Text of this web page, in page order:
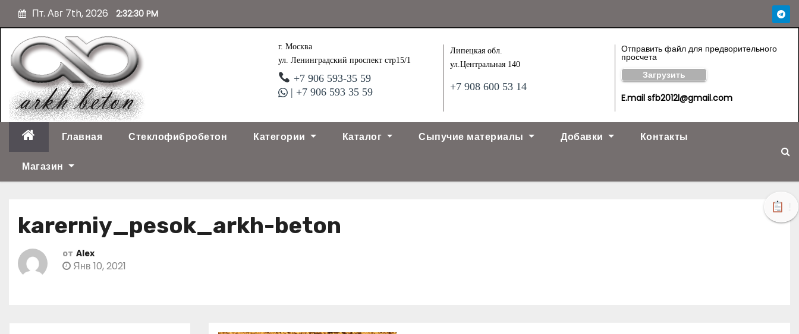
с
Пт. Авг 7th, 2026 2:32:31 PM
г. Москва
ул. Ленинградский проспект стр15/1
+7 906 593-35 59
| +7 906 593 35 59
Липецкая обл.
ул.Центральная 140
+7 908 600 53 14
Отправить файл для предворительного
просчета
Загрузить
E.mail sfb2012l@gmail.com
Главная Стеклофибробетон Категории Каталог Сыпучие материалы Добавки Контакты
Магазин
karerniy_pesok_arkh-beton
от Alex
Янв 10, 2021